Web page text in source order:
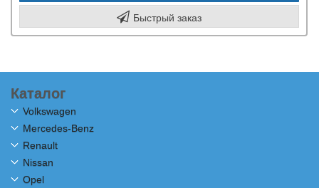
Быстрый заказ
Каталог
Volkswagen
Mercedes-Benz
Renault
Nissan
Opel